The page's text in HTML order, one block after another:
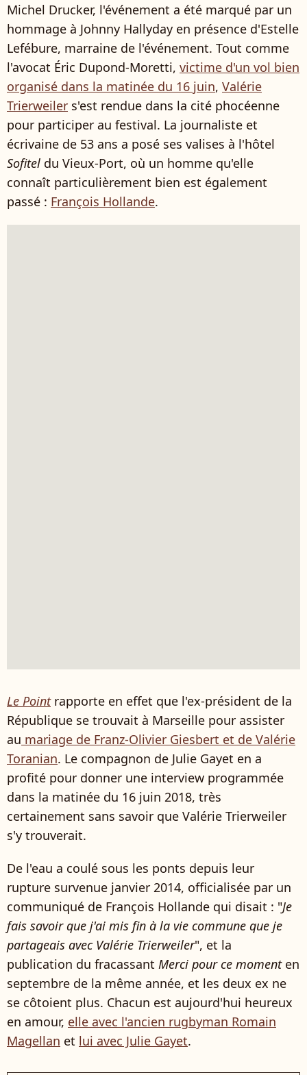
Michel Drucker, l'événement a été marqué par un
hommage à Johnny Hallyday en présence d'Estelle
Lefébure, marraine de l'événement. Tout comme
l'avocat Éric Dupond-Moretti, victime d'un vol bien
organisé dans la matinée du 16 juin, Valérie
Trierweiler s'est rendue dans la cité phocéenne
pour participer au festival. La journaliste et
écrivaine de 53 ans a posé ses valises à l'hôtel
Sofitel du Vieux-Port, où un homme qu'elle
connaît particulièrement bien est également
passé : François Hollande.
Le Pointrapporte en effet que l'ex-président de la
République se trouvait à Marseille pour assister
au mariage de Franz-Olivier Giesbert et de Valérie
Toranian. Le compagnon de Julie Gayet en a
profité pour donner une interview programmée
dans la matinée du 16 juin 2018, très
certainement sans savoir que Valérie Trierweiler
s'y trouverait.
De l'eau a coulé sous les ponts depuis leur
rupture survenue janvier 2014, officialisée par un
communiqué de François Hollande qui disait : "Je
fais savoir que j'ai mis fin à la vie commune que je
partageais avec Valérie Trierweiler", et la
publication du fracassant Merci pour ce momenten
septembre de la même année, et les deux ex ne
se côtoient plus. Chacun est aujourd'hui heureux
en amour, elle avec l'ancien rugbyman Romain
Magellan et lui avec Julie Gayet.